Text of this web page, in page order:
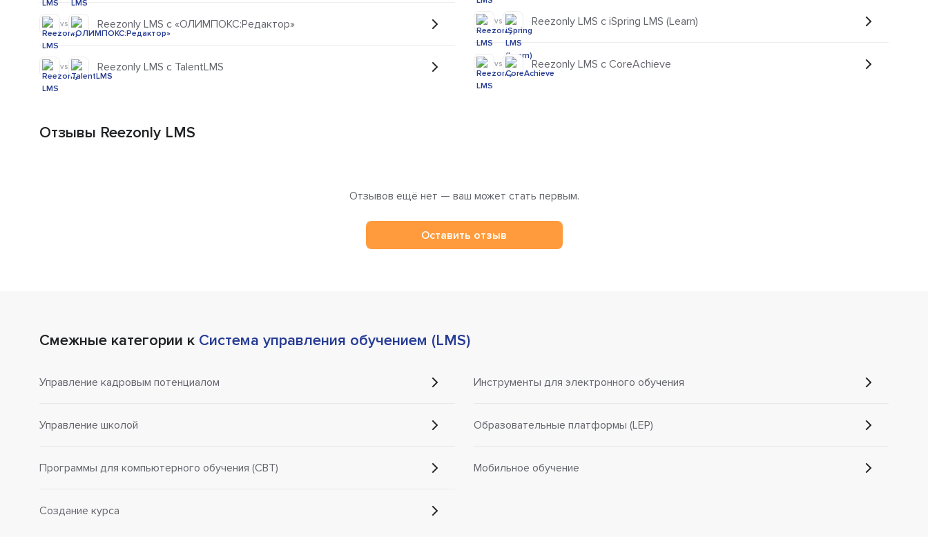
vs Reezonly LMS с «ОЛИМПОКС:Редактор»
vs Reezonly LMS с TalentLMS
vs Reezonly LMS с iSpring LMS (Learn)
vs Reezonly LMS с CoreAchieve
Отзывы Reezonly LMS
Отзывов ещё нет — ваш может стать первым.
Оставить отзыв
Смежные категории к Система управления обучением (LMS)
Управление кадровым потенциалом
Управление школой
Программы для компьютерного обучения (CBT)
Создание курса
Инструменты для электронного обучения
Образовательные платформы (LEP)
Мобильное обучение